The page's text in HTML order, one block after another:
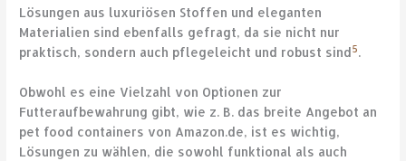
Lösungen aus luxuriösen Stoffen und eleganten
Materialien sind ebenfalls gefragt, da sie nicht nur
praktisch, sondern auch pflegeleicht und robust sind5.
Obwohl es eine Vielzahl von Optionen zur
Futteraufbewahrung gibt, wie z. B. das breite Angebot an
pet food containers von Amazon.de, ist es wichtig,
Lösungen zu wählen, die sowohl funktional als auch